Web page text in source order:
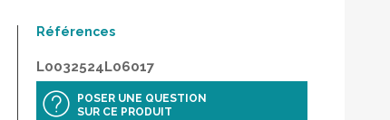
Références
L0032524L06017
POSER UNE QUESTION
SUR CE PRODUIT